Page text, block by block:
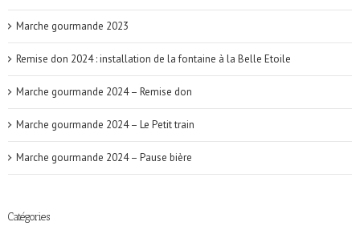
Marche gourmande 2023
Remise don 2024 : installation de la fontaine à la Belle Etoile
Marche gourmande 2024 – Remise don
Marche gourmande 2024 – Le Petit train
Marche gourmande 2024 – Pause bière
Catégories